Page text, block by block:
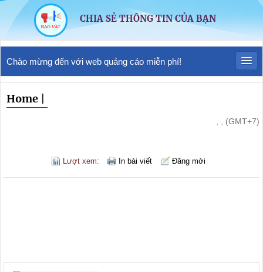
CHIA SẺ THÔNG TIN CỦA BẠN
Chào mừng đến với web quảng cáo miễn phí!
Home
, , (GMT+7)
Lượt xem: In bài viết Đăng mới